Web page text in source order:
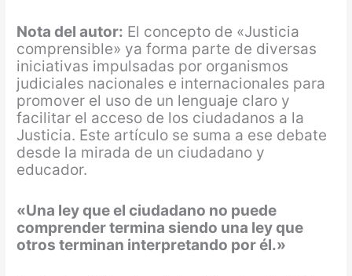
Nota del autor: El concepto de «Justicia
comprensible» ya forma parte de diversas
iniciativas impulsadas por organismos
judiciales nacionales e internacionales para
promover el uso de un lenguaje claro y
facilitar el acceso de los ciudadanos a la
Justicia. Este artículo se suma a ese debate
desde la mirada de un ciudadano y
educador.
«Una ley que el ciudadano no puede
comprender termina siendo una ley que
otros terminan interpretando por él.»